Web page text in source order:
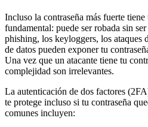
Incluso la contraseña más fuerte
fundamental: puede ser robada sin
phishing, los keyloggers, los ataques
de datos pueden exponer tu
Una vez que un atacante tiene tu
complejidad son irrelevantes.
La autenticación de dos factores
te protege incluso si tu contraseña
comunes incluyen: